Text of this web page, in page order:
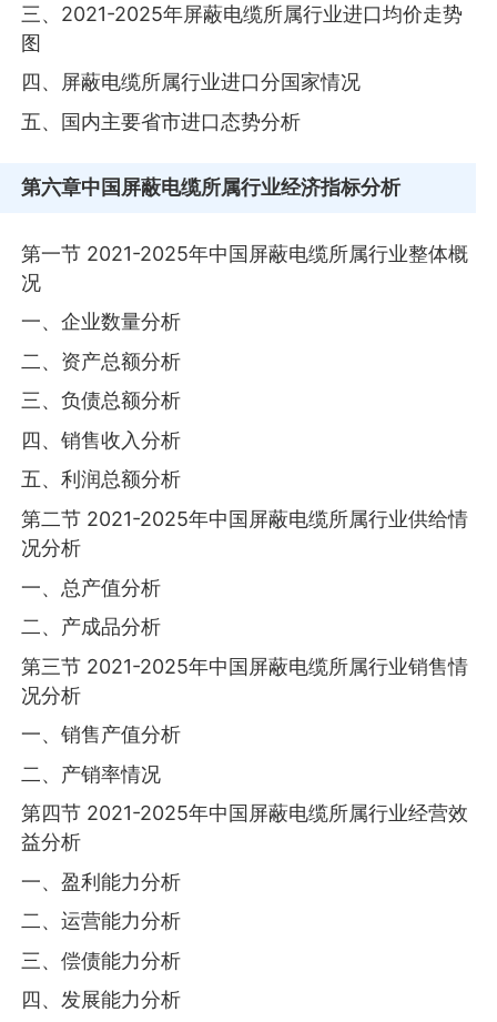
三、2021-2025年屏蔽电缆所属行业进口均价走势
图
四、屏蔽电缆所属行业进口分国家情况
五、国内主要省市进口态势分析
第六章中国屏蔽电缆所属行业经济指标分析
第一节 2021-2025年中国屏蔽电缆所属行业整体概
况
一、企业数量分析
二、资产总额分析
三、负债总额分析
四、销售收入分析
五、利润总额分析
第二节 2021-2025年中国屏蔽电缆所属行业供给情
况分析
一、总产值分析
二、产成品分析
第三节 2021-2025年中国屏蔽电缆所属行业销售情
况分析
一、销售产值分析
二、产销率情况
第四节 2021-2025年中国屏蔽电缆所属行业经营效
益分析
一、盈利能力分析
二、运营能力分析
三、偿债能力分析
四、发展能力分析